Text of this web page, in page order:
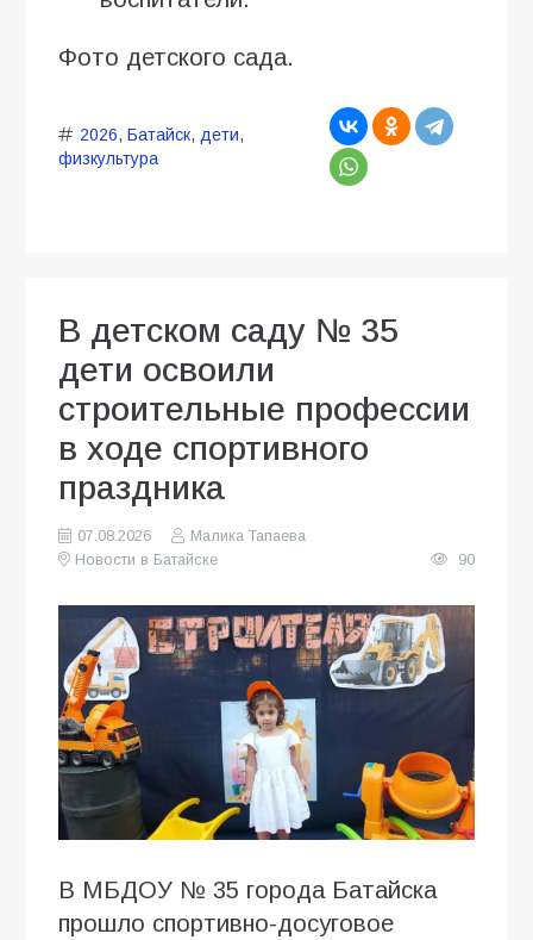
Фото детского сада.
2026, Батайск, дети,
физкультура
В детском саду № 35
дети освоили
строительные профессии
в ходе спортивного
праздника
07.08.2026
Малика Тапаева
Новости в Батайске
90
В МБДОУ № 35 города Батайска
прошло спортивно-досуговое